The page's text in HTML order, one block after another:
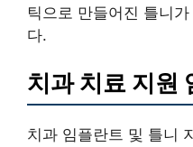
틱으로 만들어진 틀니
다.
치과 치료 지원
치과 임플란트 및 틀니